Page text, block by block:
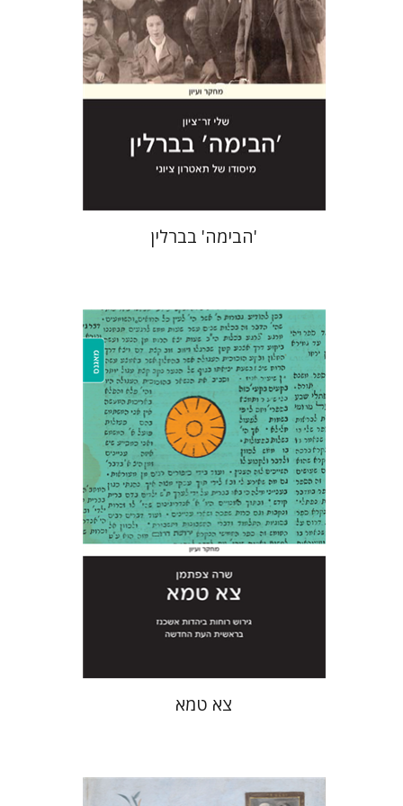
הנחת אתר ספר מודפס
$31
$28
'הבימה' בברלין
שרה צפתמן
הנחת אתר ספר מודפס
$50
$45
צא טמא